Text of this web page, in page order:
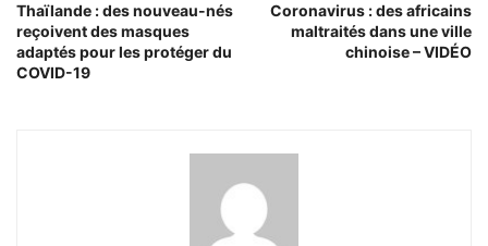
Thaïlande : des nouveau-nés
reçoivent des masques
adaptés pour les protéger du
COVID-19
Coronavirus : des africains
maltraités dans une ville
chinoise – VIDÉO